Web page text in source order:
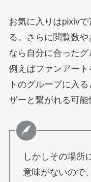
お気に入りはpixiv
る。さらに閲覧数
なら自分に合ったグ
例えばファンアー
トのグループに入
ザーと繋がれる可能
しかしその場所
意味がないので、